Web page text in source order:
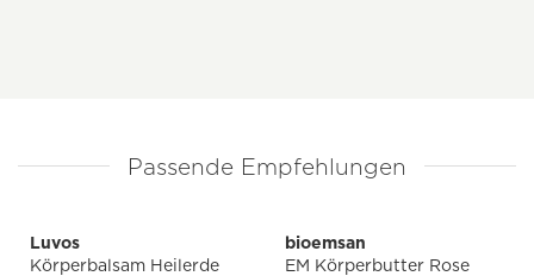
Passende Empfehlungen
Luvos
Körperbalsam Heilerde
bioemsan
EM Körperbutter Rose